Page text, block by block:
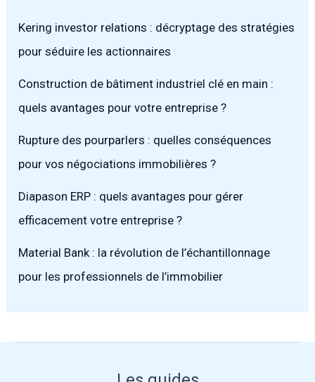
Kering investor relations : décryptage des stratégies
pour séduire les actionnaires
Construction de bâtiment industriel clé en main :
quels avantages pour votre entreprise ?
Rupture des pourparlers : quelles conséquences
pour vos négociations immobilières ?
Diapason ERP : quels avantages pour gérer
efficacement votre entreprise ?
Material Bank : la révolution de l’échantillonnage
pour les professionnels de l’immobilier